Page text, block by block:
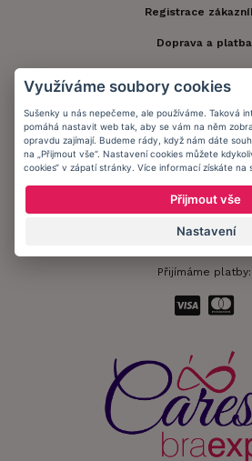
Registrace
Doprava a platba
Informační
Zůstaňte s námi v
Přijímáme platby:
Využíváme soubory cookies
Sušenky u nás nepečeme, ale používáme. Taková
pomáhá nastavit web tak, aby se vám na něm
opravdu zajímají. Budeme rády, když nám dáte
na „Přijmout vše“. Nastavení cookies můžete
cookies“ v zápatí stránky. Více informací získáte na
Přijmout vše
Nastavení